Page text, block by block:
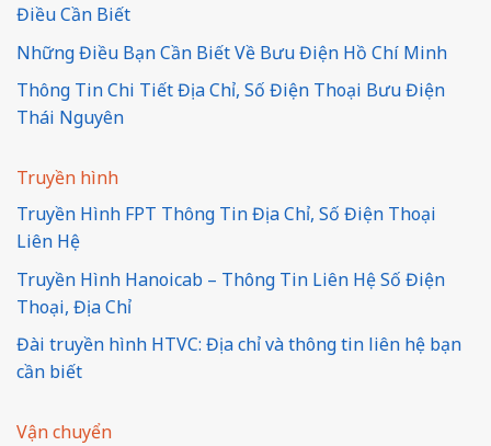
Điều Cần Biết
Những Điều Bạn Cần Biết Về Bưu Điện Hồ Chí Minh
Thông Tin Chi Tiết Địa Chỉ, Số Điện Thoại Bưu Điện
Thái Nguyên
Truyền hình
Truyền Hình FPT Thông Tin Địa Chỉ, Số Điện Thoại
Liên Hệ
Truyền Hình Hanoicab – Thông Tin Liên Hệ Số Điện
Thoại, Địa Chỉ
Đài truyền hình HTVC: Địa chỉ và thông tin liên hệ bạn
cần biết
Vận chuyển